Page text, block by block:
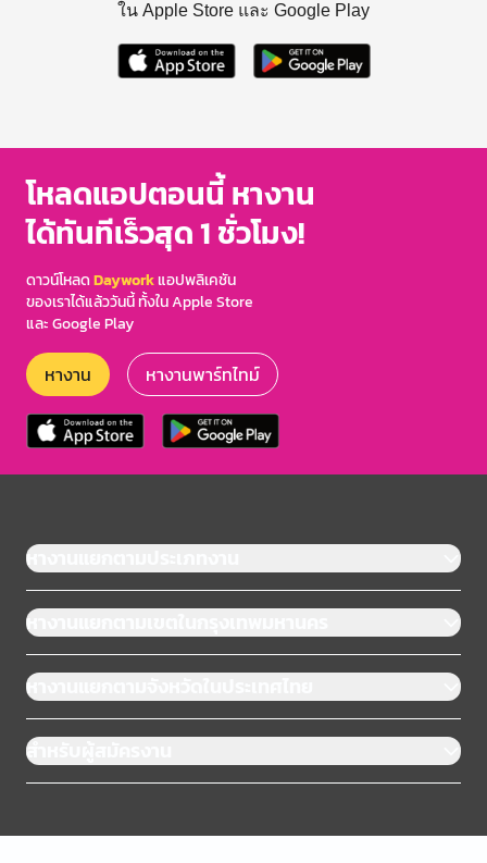
ใน Apple Store และ Google Play
โหลดแอปตอนนี้ หางาน
ได้ทันทีเร็วสุด 1 ชั่วโมง!
ดาวน์โหลดDayworkแอปพลิเคชัน
ของเราได้แล้ววันนี้ ทั้งใน Apple Store
และ Google Play
หางาน หางานพาร์ทไทม์
หางานแยกตามประเภทงาน
หางานแยกตามเขตในกรุงเทพมหานคร
หางานแยกตามจังหวัดในประเทศไทย
สำหรับผู้สมัครงาน